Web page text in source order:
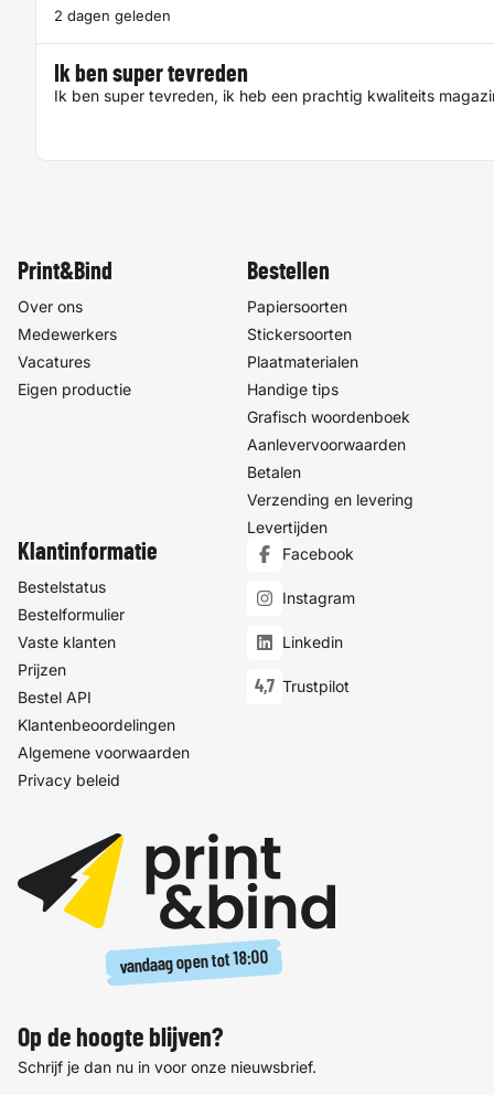
2 dagen geleden
Ik ben super tevreden
Ik ben super tevreden, ik heb een prachtig kwaliteits
Print&Bind
Over ons
Medewerkers
Vacatures
Eigen productie
Bestellen
Papiersoorten
Stickersoorten
Plaatmaterialen
Handige tips
Grafisch woordenboek
Aanlevervoorwaarden
Betalen
Verzending en levering
Levertijden
Klantinformatie
Bestelstatus
Bestelformulier
Vaste klanten
Prijzen
Bestel API
Klantenbeoordelingen
Algemene voorwaarden
Privacy beleid
Facebook
Instagram
Linkedin
4,7 Trustpilot
vandaag open tot18:00
Op de hoogte blijven?
Schrijf je dan nu in voor onze nieuwsbrief.